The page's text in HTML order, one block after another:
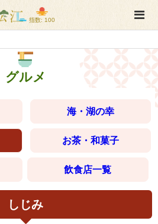
指数: 100
グルメ
海・湖の幸
お茶・和菓子
飲食店一覧
しじみ